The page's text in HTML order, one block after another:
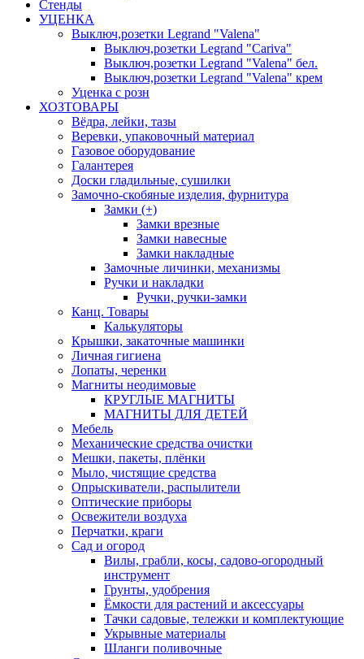
Стенды
УЦЕНКА
Выключ,розетки Legrand "Valena"
Выключ,розетки Legrand "Cariva"
Выключ,розетки Legrand "Valena" бел.
Выключ,розетки Legrand "Valena" крем
Уценка с розн
ХОЗТОВАРЫ
Вёдра, лейки, тазы
Веревки, упаковочный материал
Газовое оборудование
Галантерея
Доски гладильные, сушилки
Замочно-скобяные изделия, фурнитура
Замки (+)
Замки врезные
Замки навесные
Замки накладные
Замочные личинки, механизмы
Ручки и накладки
Ручки, ручки-замки
Канц. Товары
Калькуляторы
Крышки, закаточные машинки
Личная гигиена
Лопаты, черенки
Магниты неодимовые
КРУГЛЫЕ МАГНИТЫ
МАГНИТЫ ДЛЯ ДЕТЕЙ
Мебель
Механические средства очистки
Мешки, пакеты, плёнки
Мыло, чистящие средства
Опрыскиватели, распылители
Оптические приборы
Освежители воздуха
Перчатки, краги
Сад и огород
Вилы, грабли, косы, садово-огородный
инструмент
Грунты, удобрения
Ёмкости для растений и аксессуары
Тачки садовые, тележки и комплектующие
Укрывные материалы
Шланги поливочные